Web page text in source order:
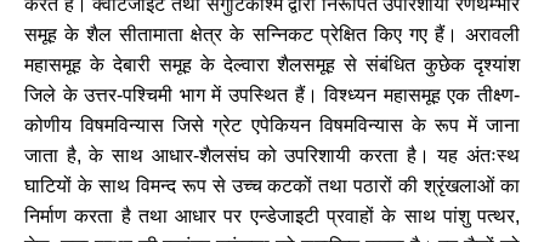
समूह के शैल सीतामाता क्षेत्र के सन्निकट प्रेक्षित किए गए हैं। अरावली
महासमूह के देबारी समूह के देल्वारा शैलसमूह से संबंधित कुछेक दृश्यांश
जिले के उत्तर-पश्चिमी भाग में उपस्थित हैं। विश्ध्यन महासमूह एक तीक्ष्ण-
कोणीय विषमविन्यास जिसे ग्रेट एपेकियन विषमविन्यास के रूप में जाना
जाता है,के साथ आधार-शैलसंघ को उपरिशायी करता है। यह अंतःस्थ
घाटियों के साथ विमन्द रूप से उच्च कटकों तथा पठारों की श्रृंखलाओं का
निर्माण करता है तथा आधार पर एन्डेजाइटी प्रवाहों के साथ पांशु पत्थर,